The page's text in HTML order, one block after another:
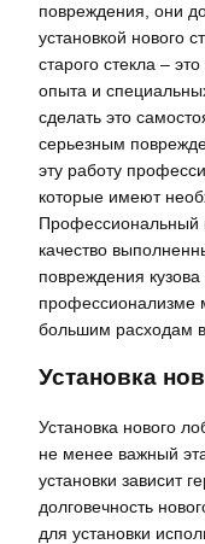
повреждения, они
установкой нового
старого стекла –
опыта и
сделать это
серьезным
эту работу
которые имеют
Профессиональный
качество
повреждения
профессионализме
большим расходам
Установка
Установка нового
не менее важный
установки зависит
долговечность
для установки